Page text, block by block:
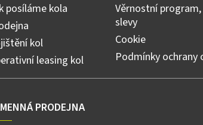
posíláme kola
kol
leasing kol
Věrnostní program,
slevy
Cookie
Podmínky ochrany
PRODEJNA